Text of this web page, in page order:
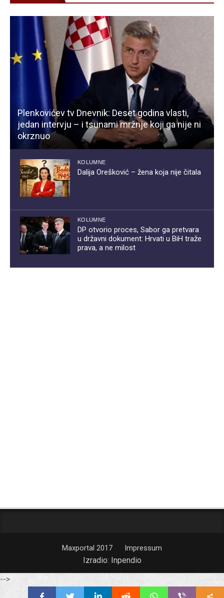
Plenkovićev tv Dnevnik: Deset godina vlasti,
jedan intervju – i tsunami mržnje koji ga nije ni
okrznuo
KOLUMNE
Dalija Orešković – žena koja nije čitala
KOLUMNE
DP otvorio proces, Sabor ga pretvara
u državni dokument: Hrvati u BiH traže
prava, a ne milost
Maxportal 2017 Impressum
Izradio: Inpendio
-->